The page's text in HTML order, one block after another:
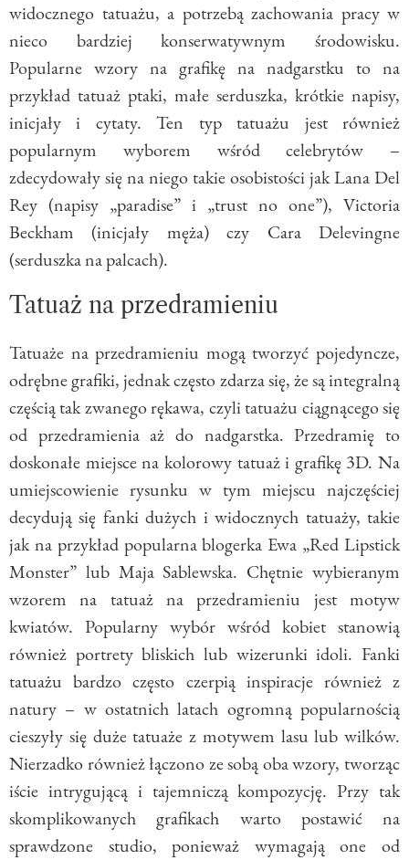
widocznego tatuażu, a potrzebą zachowania pracy w
nieco bardziej konserwatywnym środowisku.
Popularne wzory na grafikę na nadgarstku to na
przykład tatuaż ptaki, małe serduszka, krótkie napisy,
inicjały i cytaty. Ten typ tatuażu jest również
popularnym wyborem wśród celebrytów –
zdecydowały się na niego takie osobistości jak Lana Del
Rey (napisy „paradise” i „trust no one”), Victoria
Beckham (inicjały męża) czy Cara Delevingne
(serduszka na palcach).
Tatuaż na przedramieniu
Tatuaże na przedramieniu mogą tworzyć pojedyncze,
odrębne grafiki, jednak często zdarza się, że są integralną
częścią tak zwanego rękawa, czyli tatuażu ciągnącego się
od przedramienia aż do nadgarstka. Przedramię to
doskonałe miejsce na kolorowy tatuaż i grafikę 3D. Na
umiejscowienie rysunku w tym miejscu najczęściej
decydują się fanki dużych i widocznych tatuaży, takie
jak na przykład popularna blogerka Ewa „Red Lipstick
Monster” lub Maja Sablewska. Chętnie wybieranym
wzorem na tatuaż na przedramieniu jest motyw
kwiatów. Popularny wybór wśród kobiet stanowią
również portrety bliskich lub wizerunki idoli. Fanki
tatuażu bardzo często czerpią inspiracje również z
natury – w ostatnich latach ogromną popularnością
cieszyły się duże tatuaże z motywem lasu lub wilków.
Nierzadko również łączono ze sobą oba wzory, tworząc
iście intrygującą i tajemniczą kompozycję. Przy tak
skomplikowanych grafikach warto postawić na
sprawdzone studio, ponieważ wymagają one od